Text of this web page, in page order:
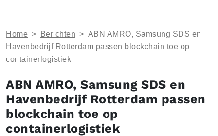
Home > Berichten > ABN AMRO, Samsung SDS en
Havenbedrijf Rotterdam passen blockchain toe op
containerlogistiek
ABN AMRO, Samsung SDS en
Havenbedrijf Rotterdam passen
blockchain toe op
containerlogistiek